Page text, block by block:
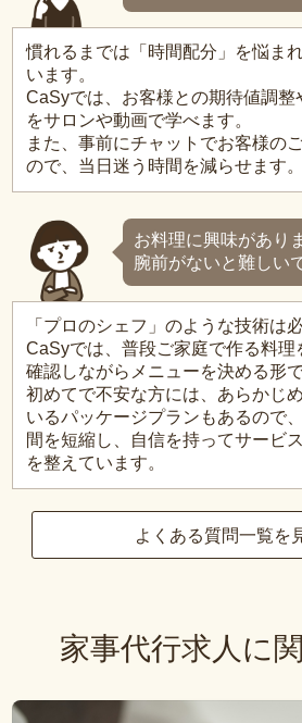
慣れるまでは「時間配分」を悩ま
います。
CaSyでは、お客様との期待値調整
をサロンや動画で学べます。
また、事前にチャットでお客様の
ので、当日迷う時間を減らせます。
お料理に興味があり
腕前がないと難しい
「プロのシェフ」のような技術は
CaSyでは、普段ご家庭で作る料理
確認しながらメニューを決める形で
初めてで不安な方には、あらかじ
いるパッケージプランもあるので
間を短縮し、自信を持ってサービ
を整えています。
よくある質問一覧を
家事代行求人に